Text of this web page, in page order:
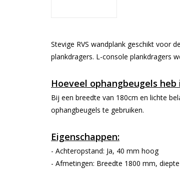
Stevige RVS wandplank geschikt voor
plankdragers. L-console plankdragers
Hoeveel ophangbeugels
Bij een breedte van 180cm en lichte
ophangbeugels te gebruiken.
Eigenschappen:
- Achteropstand: Ja, 40 mm hoog
- Afmetingen: Breedte 1800 mm,